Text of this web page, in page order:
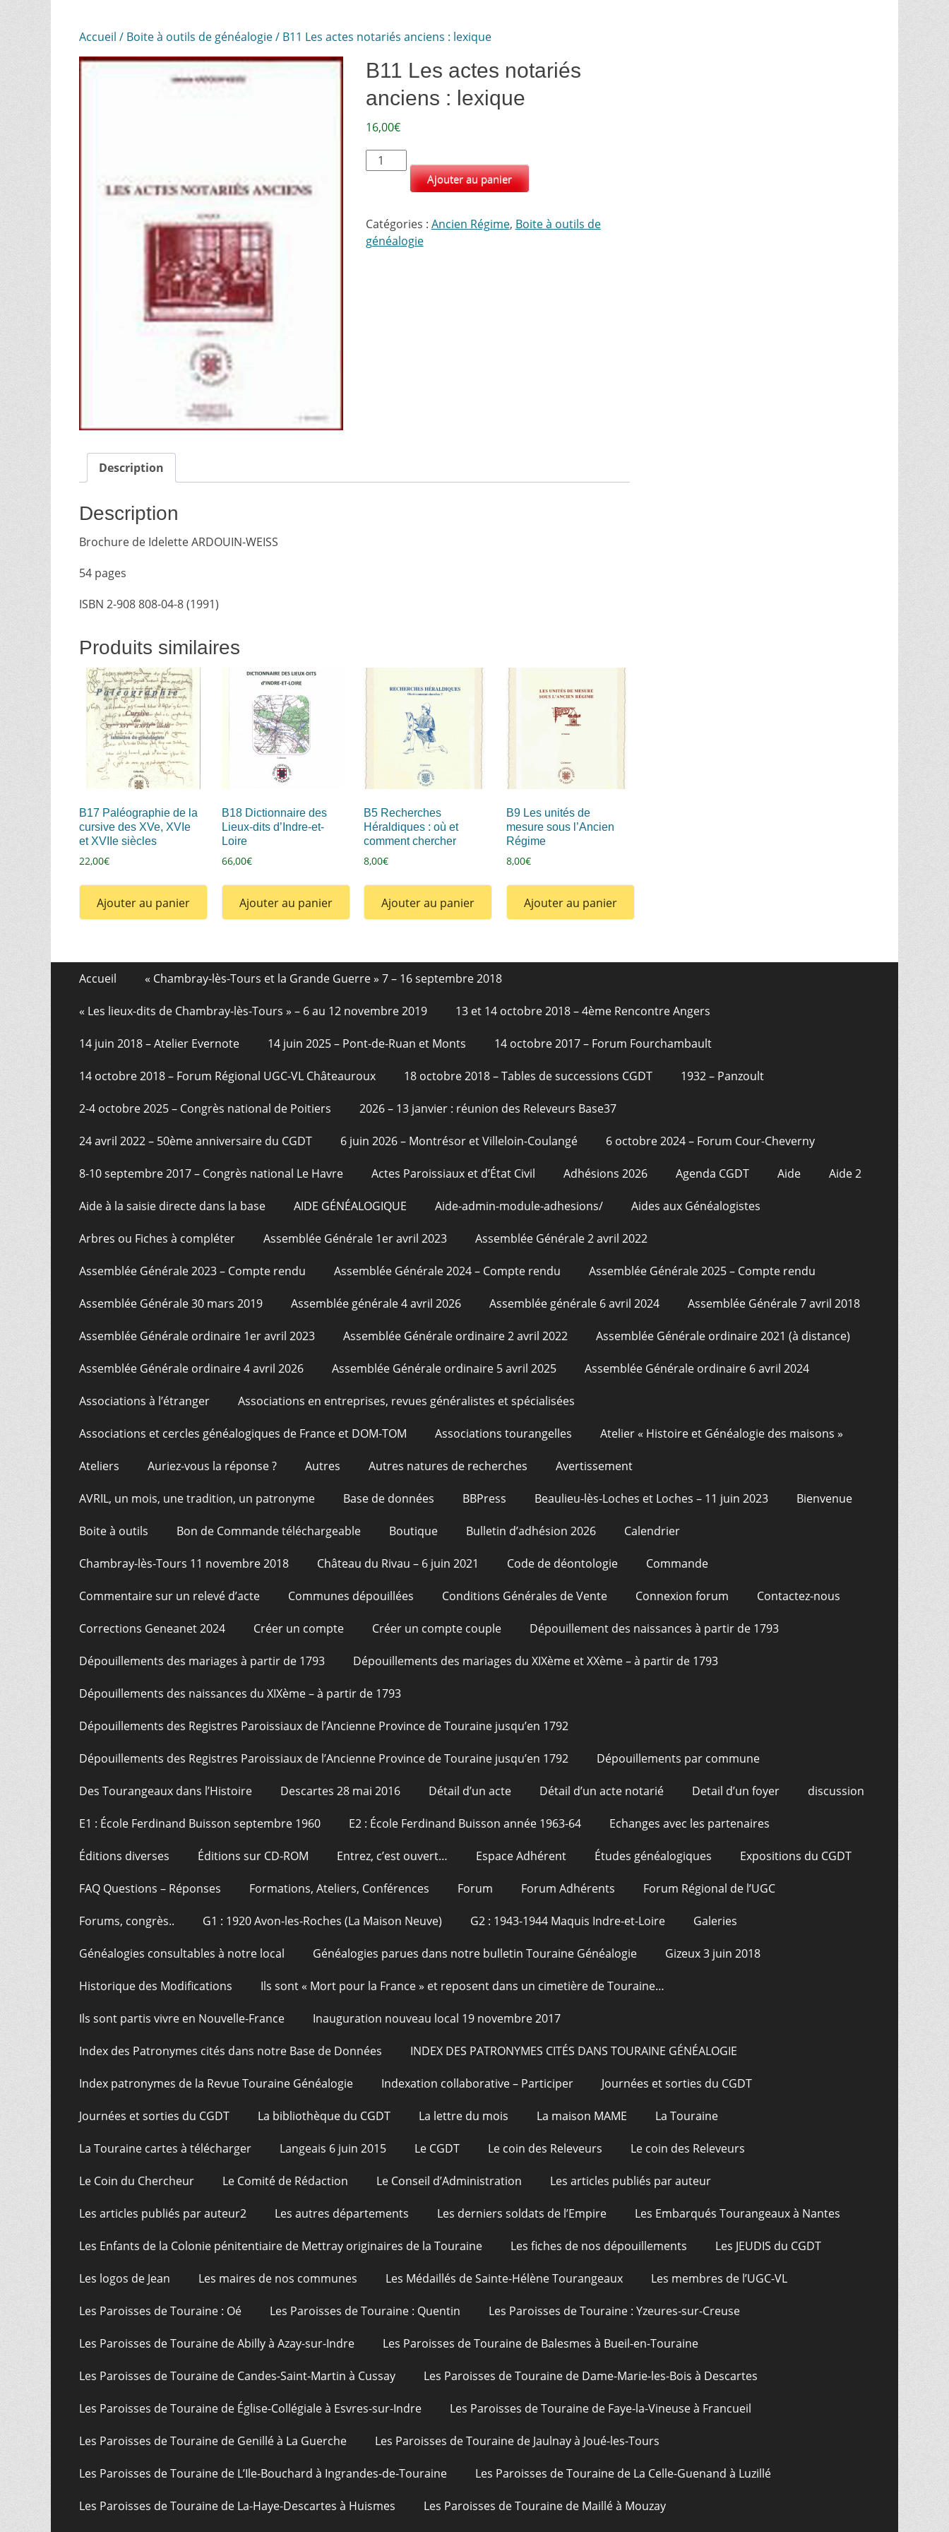
Accueil / Boite à outils de généalogie/ B11 Les actes notariés anciens : lexique
B11 Les actes notariés
anciens : lexique
16,00€
quantité
de
actes
notariés
Ajouter au panier
Catégories : Ancien Régime, Boite à outils de
généalogie
Description
Description
Brochure de Idelette ARDOUIN-WEISS
54 pages
ISBN 2-908 808-04-8 (1991)
Produits similaires
B17 Paléographie de la
cursive des XVe, XVIe
et XVIIe siècles
22,00€
Ajouter au panier
B18 Dictionnaire des
Lieux-dits d’Indre-et-
Loire
66,00€
Ajouter au panier
B5 Recherches
Héraldiques : où et
comment chercher
8,00€
Ajouter au panier
B9 Les unités de
mesure sous l’Ancien
Régime
8,00€
Ajouter au panier
Menu
de
page
contenu
Accueil « Chambray-lès-Tours et la Grande Guerre » 7 – 16 septembre 2018
« Les lieux-dits de Chambray-lès-Tours » – 6 au 12 novembre 2019 13 et 14 octobre 2018 – 4ème Rencontre Angers
14 juin 2018 – Atelier Evernote 14 juin 2025 – Pont-de-Ruan et Monts 14 octobre 2017 – Forum Fourchambault
14 octobre 2018 – Forum Régional UGC-VL Châteauroux 18 octobre 2018 – Tables de successions CGDT 1932 – Panzoult
2-4 octobre 2025 – Congrès national de Poitiers 2026 – 13 janvier : réunion des Releveurs Base37
24 avril 2022 – 50ème anniversaire du CGDT 6 juin 2026 – Montrésor et Villeloin-Coulangé 6 octobre 2024 – Forum Cour-Cheverny
8-10 septembre 2017 – Congrès national Le Havre Actes Paroissiaux et d’État Civil Adhésions 2026 Agenda CGDT Aide Aide 2
Aide à la saisie directe dans la base AIDE GÉNÉALOGIQUE Aide-admin-module-adhesions/ Aides aux Généalogistes
Arbres ou Fiches à compléter Assemblée Générale 1er avril 2023 Assemblée Générale 2 avril 2022
Assemblée Générale 2023 – Compte rendu Assemblée Générale 2024 – Compte rendu Assemblée Générale 2025 – Compte rendu
Assemblée Générale 30 mars 2019 Assemblée générale 4 avril 2026 Assemblée générale 6 avril 2024 Assemblée Générale 7 avril 2018
Assemblée Générale ordinaire 1er avril 2023 Assemblée Générale ordinaire 2 avril 2022 Assemblée Générale ordinaire 2021 (à distance)
Assemblée Générale ordinaire 4 avril 2026 Assemblée Générale ordinaire 5 avril 2025 Assemblée Générale ordinaire 6 avril 2024
Associations à l’étranger Associations en entreprises, revues généralistes et spécialisées
Associations et cercles généalogiques de France et DOM-TOM Associations tourangelles Atelier « Histoire et Généalogie des maisons »
Ateliers Auriez-vous la réponse ? Autres Autres natures de recherches Avertissement
AVRIL, un mois, une tradition, un patronyme Base de données BBPress Beaulieu-lès-Loches et Loches – 11 juin 2023 Bienvenue
Boite à outils Bon de Commande téléchargeable Boutique Bulletin d’adhésion 2026 Calendrier
Chambray-lès-Tours 11 novembre 2018 Château du Rivau – 6 juin 2021 Code de déontologie Commande
Commentaire sur un relevé d’acte Communes dépouillées Conditions Générales de Vente Connexion forum Contactez-nous
Corrections Geneanet 2024 Créer un compte Créer un compte couple Dépouillement des naissances à partir de 1793
Dépouillements des mariages à partir de 1793 Dépouillements des mariages du XIXème et XXème – à partir de 1793
Dépouillements des naissances du XIXème – à partir de 1793
Dépouillements des Registres Paroissiaux de l’Ancienne Province de Touraine jusqu’en 1792
Dépouillements des Registres Paroissiaux de l’Ancienne Province de Touraine jusqu’en 1792 Dépouillements par commune
Des Tourangeaux dans l’Histoire Descartes 28 mai 2016 Détail d’un acte Détail d’un acte notarié Detail d’un foyer discussion
E1 : École Ferdinand Buisson septembre 1960 E2 : École Ferdinand Buisson année 1963-64 Echanges avec les partenaires
Éditions diverses Éditions sur CD-ROM Entrez, c’est ouvert… Espace Adhérent Études généalogiques Expositions du CGDT
FAQ Questions – Réponses Formations, Ateliers, Conférences Forum Forum Adhérents Forum Régional de l’UGC
Forums, congrès.. G1 : 1920 Avon-les-Roches (La Maison Neuve) G2 : 1943-1944 Maquis Indre-et-Loire Galeries
Généalogies consultables à notre local Généalogies parues dans notre bulletin Touraine Généalogie Gizeux 3 juin 2018
Historique des Modifications Ils sont « Mort pour la France » et reposent dans un cimetière de Touraine…
Ils sont partis vivre en Nouvelle-France Inauguration nouveau local 19 novembre 2017
Index des Patronymes cités dans notre Base de Données INDEX DES PATRONYMES CITÉS DANS TOURAINE GÉNÉALOGIE
Index patronymes de la Revue Touraine Généalogie Indexation collaborative – Participer Journées et sorties du CGDT
Journées et sorties du CGDT La bibliothèque du CGDT La lettre du mois La maison MAME La Touraine
La Touraine cartes à télécharger Langeais 6 juin 2015 Le CGDT Le coin des Releveurs Le coin des Releveurs
Le Coin du Chercheur Le Comité de Rédaction Le Conseil d’Administration Les articles publiés par auteur
Les articles publiés par auteur2 Les autres départements Les derniers soldats de l’Empire Les Embarqués Tourangeaux à Nantes
Les Enfants de la Colonie pénitentiaire de Mettray originaires de la Touraine Les fiches de nos dépouillements Les JEUDIS du CGDT
Les logos de Jean Les maires de nos communes Les Médaillés de Sainte-Hélène Tourangeaux Les membres de l’UGC-VL
Les Paroisses de Touraine : Oé Les Paroisses de Touraine : Quentin Les Paroisses de Touraine : Yzeures-sur-Creuse
Les Paroisses de Touraine de Abilly à Azay-sur-Indre Les Paroisses de Touraine de Balesmes à Bueil-en-Touraine
Les Paroisses de Touraine de Candes-Saint-Martin à Cussay Les Paroisses de Touraine de Dame-Marie-les-Bois à Descartes
Les Paroisses de Touraine de Église-Collégiale à Esvres-sur-Indre Les Paroisses de Touraine de Faye-la-Vineuse à Francueil
Les Paroisses de Touraine de Genillé à La Guerche Les Paroisses de Touraine de Jaulnay à Joué-les-Tours
Les Paroisses de Touraine de L’Ile-Bouchard à Ingrandes-de-Touraine Les Paroisses de Touraine de La Celle-Guenand à Luzillé
Les Paroisses de Touraine de La-Haye-Descartes à Huismes Les Paroisses de Touraine de Maillé à Mouzay